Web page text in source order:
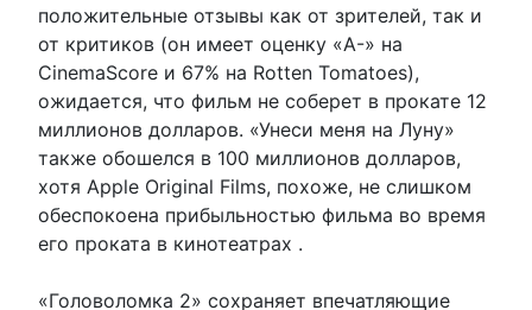
положительные отзывы как от зрителей, так и
от критиков (он имеет оценку «A-» на
CinemaScore и 67% на Rotten Tomatoes),
ожидается, что фильм не соберет в прокате 12
миллионов долларов. «Унеси меня на Луну»
также обошелся в 100 миллионов долларов,
хотя Apple Original Films, похоже, не слишком
обеспокоена прибыльностью фильма во время
его проката в кинотеатрах .
«Головоломка 2» сохраняет впечатляющие